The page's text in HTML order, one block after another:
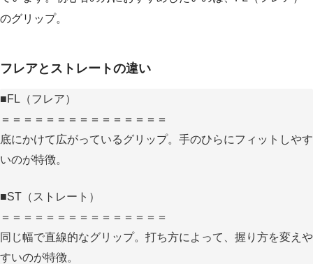
のグリップ。
フレアとストレートの違い
■FL（フレア）
＝＝＝＝＝＝＝＝＝＝＝＝＝＝＝
底にかけて広がっているグリップ。手のひらにフィットしやす
いのが特徴。
■ST（ストレート）
＝＝＝＝＝＝＝＝＝＝＝＝＝＝＝
同じ幅で直線的なグリップ。打ち方によって、握り方を変えや
すいのが特徴。